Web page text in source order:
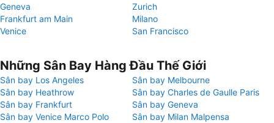
Geneva
Zurich
Frankfurt am Main
Milano
Venice
San Francisco
Những Sân Bay Hàng Đầu Thế Giới
Sân bay Los Angeles
Sân bay Melbourne
Sân bay Heathrow
Sân bay Charles de Gaulle Paris
Sân bay Frankfurt
Sân bay Geneva
Sân bay Venice Marco Polo
Sân bay Milan Malpensa